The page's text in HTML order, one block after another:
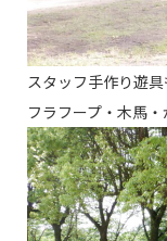
スタッフ手作り遊
フラフープ・木馬